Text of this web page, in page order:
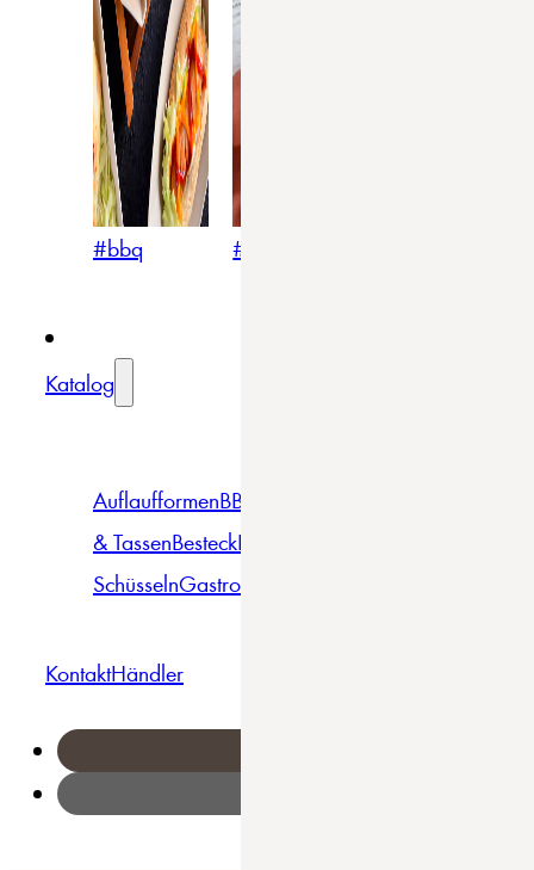
#bbq #blumig
Katalog
AuflaufformenBBQ
& TassenBesteckBowls &
SchüsselnGastro
KontaktHändler